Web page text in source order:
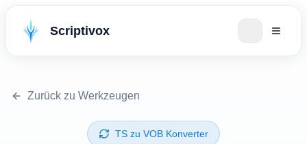
Scriptivox
Zurück zu Werkzeugen
⁦TS⁩ zu ⁦VOB⁩ Konverter